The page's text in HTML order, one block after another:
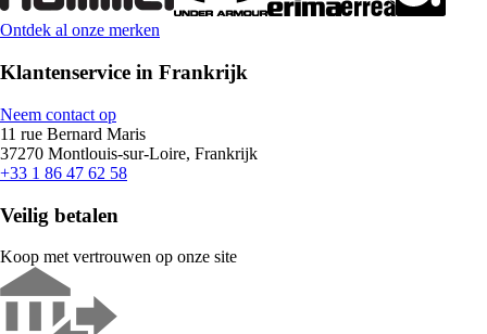
Ontdek al onze merken
Klantenservice in Frankrijk
Neem contact op
11 rue Bernard Maris
37270 Montlouis-sur-Loire, Frankrijk
+33 1 86 47 62 58
Veilig betalen
Koop met vertrouwen op onze site